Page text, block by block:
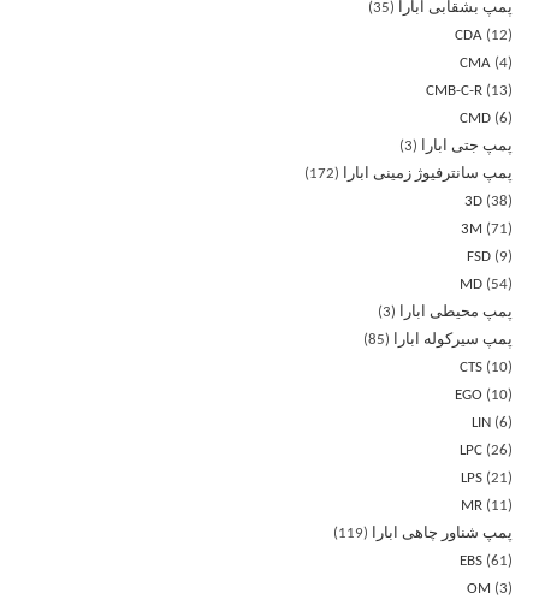
پمپ بشقابی ابارا
35
CDA
12
CMA 4
CMB-C-R
13
CMD 6
پمپ جتی ابارا
3
پمپ سانترفیوژ زمینی ابارا
172
3D 38
3M
71
FSD
9
MD
54
پمپ محیطی ابارا
3
پمپ سیرکوله ابارا
85
CTS
10
EGO
10
LIN
6
LPC 26
LPS 21
MR
11
پمپ شناور چاهی ابارا
119
EBS 61
OM
3